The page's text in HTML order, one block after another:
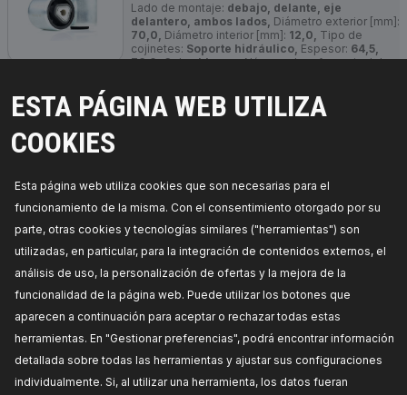
ESTA PÁGINA WEB UTILIZA
COOKIES
Esta página web utiliza cookies que son necesarias para el
funcionamiento de la misma. Con el consentimiento otorgado por su
parte, otras cookies y tecnologías similares ("herramientas") son
utilizadas, en particular, para la integración de contenidos externos, el
análisis de uso, la personalización de ofertas y la mejora de la
funcionalidad de la página web. Puede utilizar los botones que
aparecen a continuación para aceptar o rechazar todas estas
herramientas. En "Gestionar preferencias", podrá encontrar información
detallada sobre todas las herramientas y ajustar sus configuraciones
individualmente. Si, al utilizar una herramienta, los datos fueran
Lado de montaje: debajo, delante, eje
delantero, ambos lados, Diámetro exterior [mm]:
70,0, Diámetro interior [mm]: 12,0, Tipo de
cojinetes: Soporte hidráulico, Espesor: 64,5,
76,0,Color:blanco,Número de referencia del
Fuera de stock
251T1053
RIDEX Suspensión, Brazo oscilante
Lado de montaje:
Eje delantero, derecha, Eje
delantero, izquierda, debajo, posterior,
Diámetro interior [mm]:
21,
Tipo de cojinetes:
Rodamiento de caucho-metal,Tipo de
dirección: para brazo oscilante transversal,
[mm]: 64,Longitud total [mm]:171,Unidad de
cantidad:Kit,Número de referencia del
fabricante:
251T1053,
Números de EAN:4066423554908
Fuera de stock